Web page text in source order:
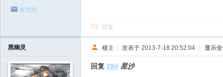
发消息
回复
黑幽灵 楼主 | 发表于 2013-7-18 20:52:04 | 显示
回复 28# 星沙